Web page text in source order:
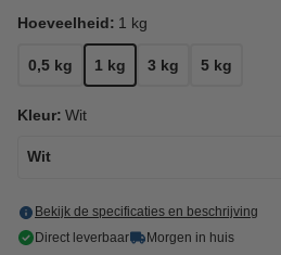
Hoeveelheid: 1 kg
0,5 kg 1 kg 3 kg 5 kg
Kleur: Wit
Wit
Bekijk de specificaties en beschrijving
Direct leverbaar
Morgen in huis